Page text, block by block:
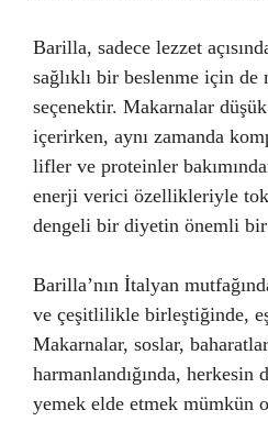
Barilla, sadece lezzet
sağlıklı bir beslenme için
seçenektir. Makarnalar
içerirken, aynı zamanda
lifler ve proteinler
enerji verici özellikleriyle
dengeli bir diyetin önemli bir
Barilla’nın İtalyan
ve çeşitlilikle birleştiğinde,
Makarnalar, soslar,
harmanlandığında, herkesin
yemek elde etmek mümkün